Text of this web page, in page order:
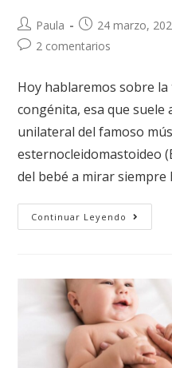
Paula 24 marzo,
2 comentarios
Hoy hablaremos sobre
congénita, esa que suele
unilateral del famoso
esternocleidomastoideo
del bebé a mirar siempre
Continuar Leyendo